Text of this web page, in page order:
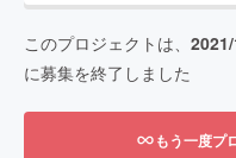
このプロジェクトは、
に募集を終了しました
もう一度プ